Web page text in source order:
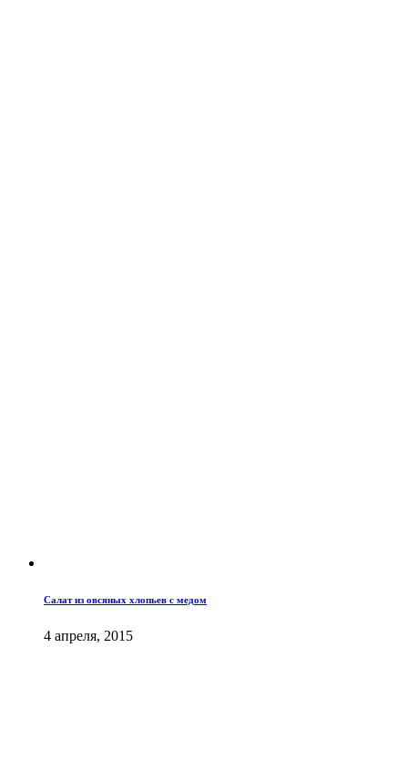
Салат из овсяных хлопьев с медом
4 апреля, 2015